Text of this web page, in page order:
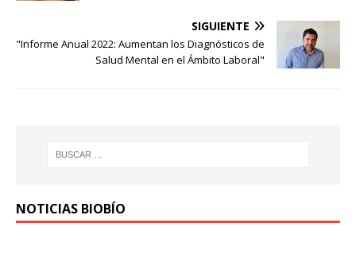
SIGUIENTE
"Informe Anual 2022: Aumentan los Diagnósticos de
Salud Mental en el Ámbito Laboral"
NOTICIAS BIOBÍO